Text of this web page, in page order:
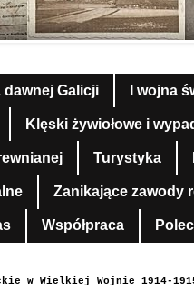
dawnej Galicji I wojna
Klęski żywiołowe i
Turystyka
Zanikające zawody
Współpraca
w Wielkiej Wojnie 1914-